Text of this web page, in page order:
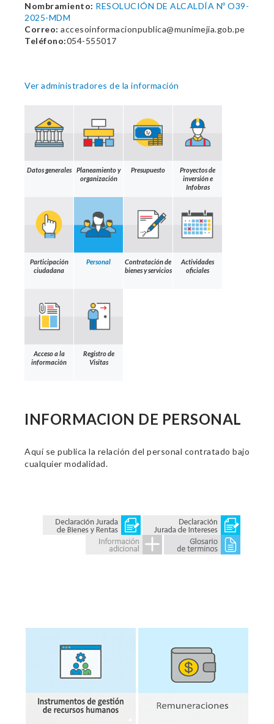
Nombramiento: RESOLUCIÓN DE ALCALDÍA Nº O39-
2025-MDM
Correo: accesoinformacionpublica@munimejia.gob.pe
Teléfono:054-555017
Ver administradores de la información
Datos generales
Planeamiento y
organización
Presupuesto
Proyectos de
inversión e
Infobras
Participación
ciudadana
Personal
Contratación de
bienes y servicios
Actividades
oficiales
Acceso a la
información
Registro de
Visitas
INFORMACION DE PERSONAL
Aquí se publica la relación del personal contratado bajo
cualquier modalidad.